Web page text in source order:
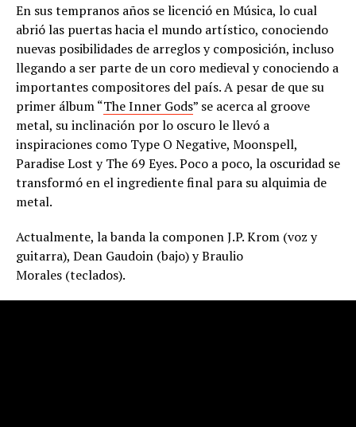
En sus tempranos años se licenció en Música, lo cual
abrió las puertas hacia el mundo artístico, conociendo
nuevas posibilidades de arreglos y composición, incluso
llegando a ser parte de un coro medieval y conociendo a
importantes compositores del país. A pesar de que su
primer álbum “The Inner Gods” se acerca al groove
metal, su inclinación por lo oscuro le llevó a
inspiraciones como Type O Negative, Moonspell,
Paradise Lost y The 69 Eyes. Poco a poco, la oscuridad se
transformó en el ingrediente final para su alquimia de
metal.
Actualmente, la banda la componen J.P. Krom (voz y
guitarra), Dean Gaudoin (bajo) y Braulio
Morales (teclados).